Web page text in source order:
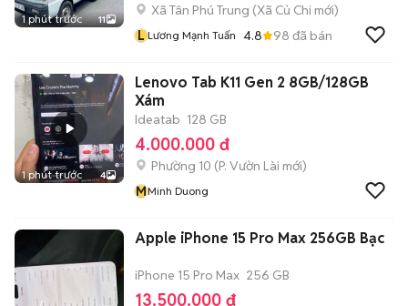
1 phút trước 11
Xã Tân Phú Trung (Xã Củ Chi mới)
L Lương Mạnh Tuấn 4.8 98 đã bán
1 phút trước 4
Lenovo Tab K11 Gen 2 8GB/128GB
Xám
Ideatab 128 GB
4.000.000 đ
Phường 10 (P. Vườn Lài mới)
MMinh Duong
Apple iPhone 15 Pro Max 256GB Bạc
iPhone 15 Pro Max 256 GB
13.500.000 đ